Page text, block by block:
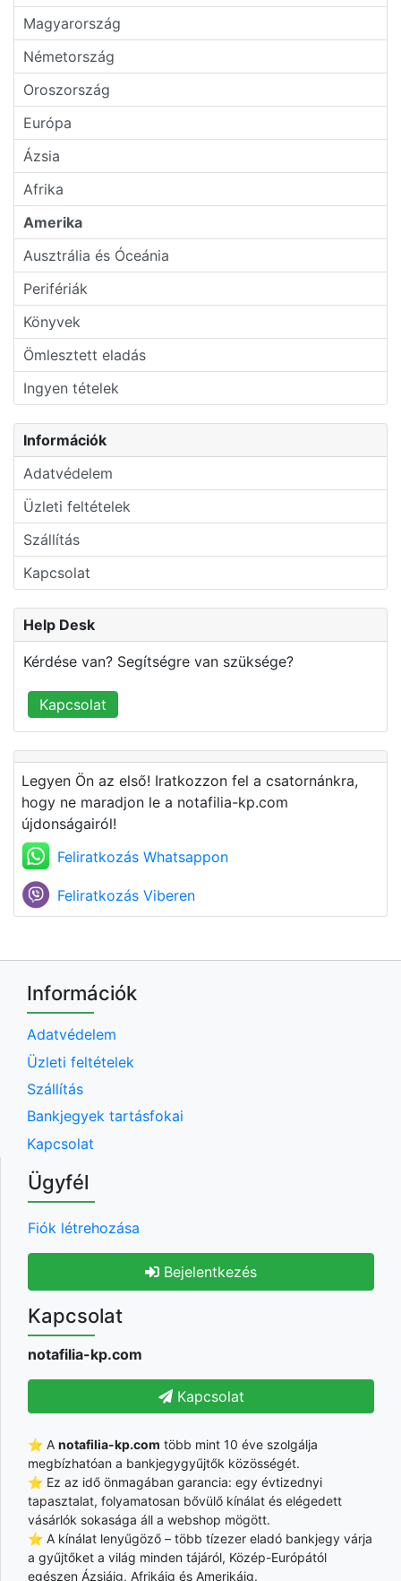
Magyarország
Németország
Oroszország
Európa
Ázsia
Afrika
Amerika
Ausztrália és Óceánia
Perifériák
Könyvek
Ömlesztett eladás
Ingyen tételek
Információk
Adatvédelem
Üzleti feltételek
Szállítás
Kapcsolat
Help Desk
Kérdése van? Segítségre van szüksége?
Kapcsolat
Legyen Ön az első! Iratkozzon fel a csatornánkra,
hogy ne maradjon le a notafilia-kp.com
újdonságairól!
Feliratkozás Whatsappon
Feliratkozás Viberen
Információk
Adatvédelem
Üzleti feltételek
Szállítás
Bankjegyek tartásfokai
Kapcsolat
Ügyfél
Fiók létrehozása
Bejelentkezés
Kapcsolat
notafilia-kp.com
Kapcsolat
⭐ A notafilia-kp.com több mint 10 éve szolgálja
megbízhatóan a bankjegygyűjtők közösségét.
⭐ Ez az idő önmagában garancia: egy évtizednyi
tapasztalat, folyamatosan bővülő kínálat és elégedett
vásárlók sokasága áll a webshop mögött.
⭐ A kínálat lenyűgöző – több tízezer eladó bankjegy várja
a gyűjtőket a világ minden tájáról, Közép-Európától
egészen Ázsiáig, Afrikáig és Amerikáig.